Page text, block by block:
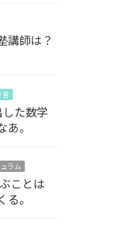
講師は？
言
た数学
。
ラム
ことは
。